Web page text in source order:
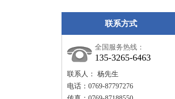
联系方式
全国服务热线：
135-3265-6463
联系人： 杨先生
电话：0769-87797276